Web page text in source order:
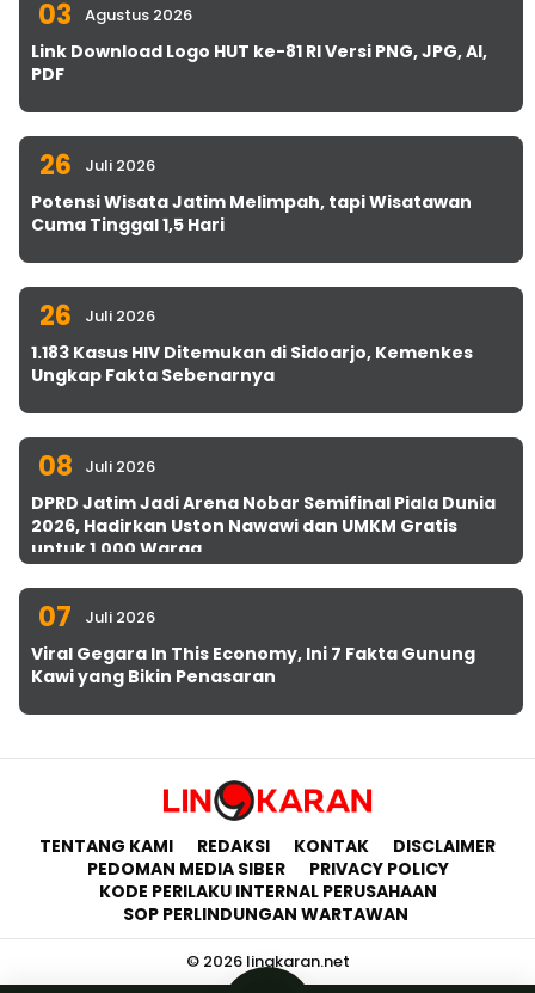
03 Agustus 2026
Link Download Logo HUT ke-81 RI Versi PNG, JPG, AI,
PDF
26 Juli 2026
Potensi Wisata Jatim Melimpah, tapi Wisatawan
Cuma Tinggal 1,5 Hari
26 Juli 2026
1.183 Kasus HIV Ditemukan di Sidoarjo, Kemenkes
Ungkap Fakta Sebenarnya
08 Juli 2026
DPRD Jatim Jadi Arena Nobar Semifinal Piala Dunia
2026, Hadirkan Uston Nawawi dan UMKM Gratis
untuk 1.000 Warga
07 Juli 2026
Viral Gegara In This Economy, Ini 7 Fakta Gunung
Kawi yang Bikin Penasaran
TENTANG KAMI REDAKSI KONTAK
DISCLAIMER
PEDOMAN MEDIA SIBER
PRIVACY POLICY
KODE PERILAKU INTERNAL PERUSAHAAN
SOP PERLINDUNGAN WARTAWAN
© 2026 lingkaran.net